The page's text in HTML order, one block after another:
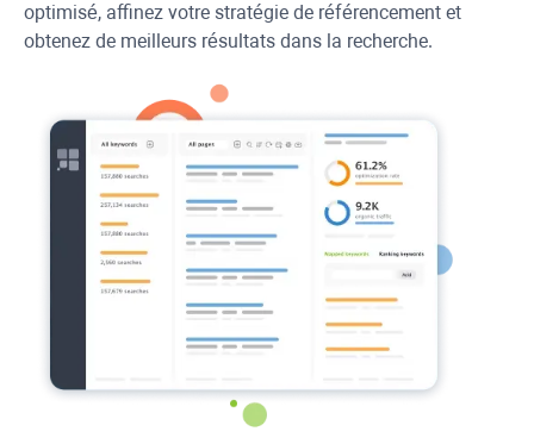
optimisé, affinez votre stratégie de référencement et
obtenez de meilleurs résultats dans la recherche.